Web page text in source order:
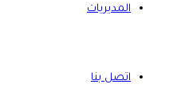
المديريات
اتصل بنا